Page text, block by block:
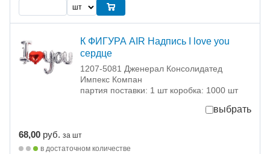
К ФИГУРА AIR Надпись I love you
сердце
1207-5081 Дженерал Консолидатед
Импекс Компан
партия поставки: 1 шт коробка: 1000 шт
выбрать
68,00 руб. за шт
в достаточном количестве